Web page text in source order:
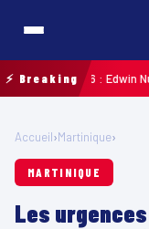
⚡ Breaking
2026 : Edwin Nubul
Accueil›Martinique›
MARTINIQUE
Les